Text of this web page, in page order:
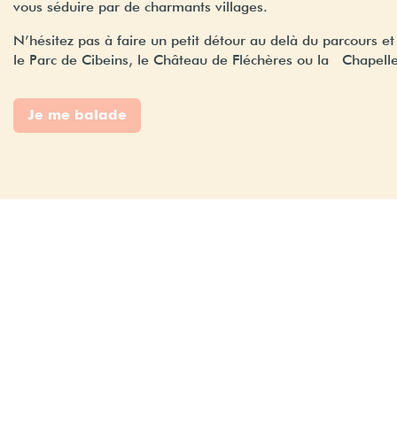
vous séduire par de charmants villages.
N’hésitez pas à faire un petit détour au delà du parcours
le Parc de Cibeins, le Château de Fléchères ou la
Je me balade